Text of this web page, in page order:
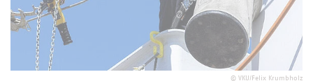
© VKU/Felix Krumbholz